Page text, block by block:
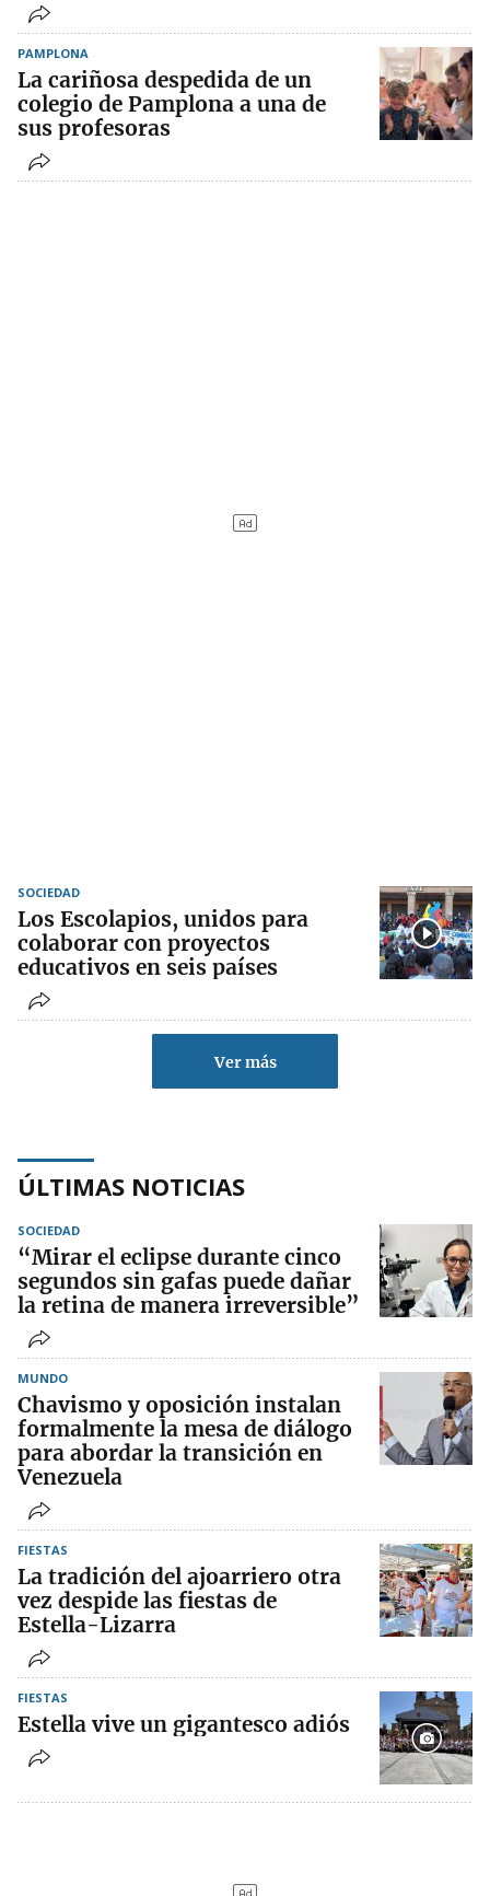
PAMPLONA
La cariñosa despedida de un
colegio de Pamplona a una de
sus profesoras
SOCIEDAD
Los Escolapios, unidos para
colaborar con proyectos
educativos en seis países
Ver más
ÚLTIMAS NOTICIAS
SOCIEDAD
“Mirar el eclipse durante cinco
segundos sin gafas puede dañar
la retina de manera irreversible”
MUNDO
Chavismo y oposición instalan
formalmente la mesa de diálogo
para abordar la transición en
Venezuela
FIESTAS
La tradición del ajoarriero otra
vez despide las fiestas de
Estella-Lizarra
FIESTAS
Estella vive un gigantesco adiós